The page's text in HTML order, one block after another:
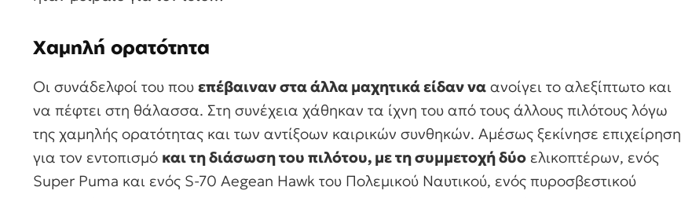
Χαμηλή ορατότητα
Οι συνάδελφοί του που επέβαιναν στα άλλα μαχητικά είδαν να ανοίγει το αλεξίπτωτο και
να πέφτει στη θάλασσα. Στη συνέχεια χάθηκαν τα ίχνη του από τους άλλους πιλότους λόγω
της χαμηλής ορατότητας και των αντίξοων καιρικών συνθηκών. Αμέσως ξεκίνησε επιχείρηση
για τον εντοπισμό και τη διάσωση του πιλότου, με τη συμμετοχή δύο ελικοπτέρων, ενός
Super Puma και ενός S-70 Aegean Hawk του Πολεμικού Ναυτικού, ενός πυροσβεστικού